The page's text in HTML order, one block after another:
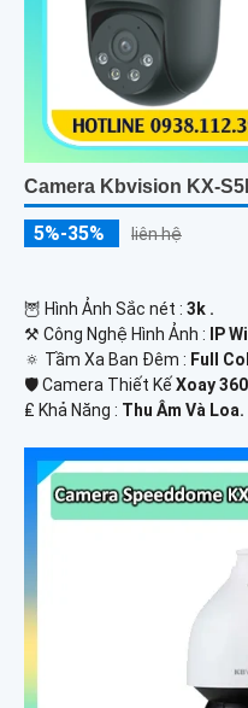
Camera Kbvision KX-
5%-35% liên hệ
🦉 Hình Ảnh Sắc nét : 3k .
⚒ Công Nghệ Hình Ảnh : IP
🔅 Tầm Xa Ban Đêm : Full
🛡 Camera Thiết KếXoay
️₤ Khả Năng : Thu Âm Và Loa.